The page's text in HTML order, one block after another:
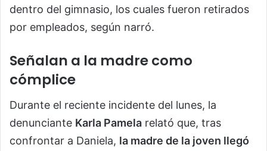
dentro del gimnasio, los cuales fueron retirados
por empleados, según narró.
Señalan a la madre como
cómplice
Durante el reciente incidente del lunes, la
denunciante Karla Pamela relató que, tras
confrontar a Daniela, la madre de la joven llegó